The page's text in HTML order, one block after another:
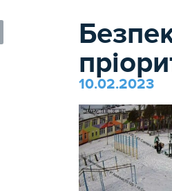
10.02.2023